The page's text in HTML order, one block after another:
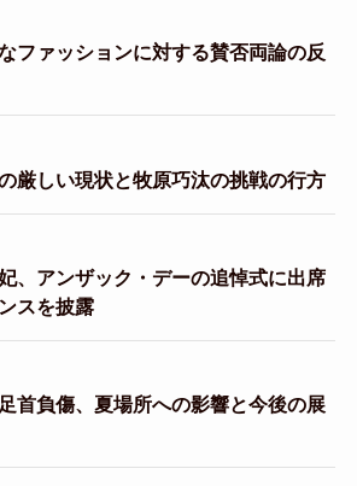
ファッションに対する賛否両論の反
厳しい現状と牧原巧汰の挑戦の行方
、アンザック・デーの追悼式に出席
スを披露
首負傷、夏場所への影響と今後の展